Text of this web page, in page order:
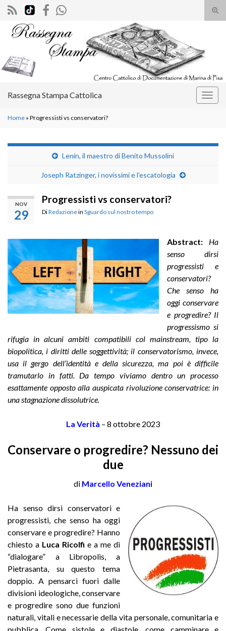
il
Search for:
Rassegna Stampa Cattolica
Home » Progressisti vs conservatori?
Lenin, il maestro di Benito Mussolini
Joseph Ratzinger, i novissimi e l’escatologia
NOV
29
Progressisti vs conservatori?
DiRedazionein Sguardo sul nostro tempo
Abstract: Ha
senso dirsi
progressisti e
conservatori?
Che senso ha
oggi conservare
e progredire?Il
progressismo si
rifugia in alcuni ambiti compatibili col mainstream, tipo la
biopolitica, i diritti delle soggettività; il conservatorismo, invece,
usa il gergo dell’identità e della sicurezza, ma poi è difficile
tramutarlo in fatti. Da tempo viviamo dentro un processo
esattamente opposto alla auspicata rivoluzione conservatrice: in
una stagnazione dissolutrice.
La Verità –8 ottobre 2023
Conservare o progredire? Nessuno dei
due
di Marcello Veneziani
Ha senso dirsi conservatori e
progressisti, che senso ha oggi
conservare e progredire? Hanno
chiesto a Luca Ricolfi e a me di
“dialogare” a Libropolis, a
Pietrasanta, su questo tema
doppio. A pensarci fuori dalle
divisioni ideologiche, conservare
e progredire sono due funzioni
naturali, vitali e necessarie della vita personale, comunitaria e